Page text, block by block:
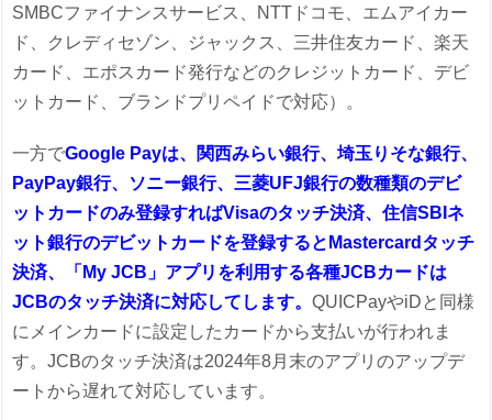
SMBCファイナンスサービス、NTTドコモ、エムアイカー
ド、クレディセゾン、ジャックス、三井住友カード、楽天
カード、エポスカード発行などのクレジットカード、デビ
ットカード、ブランドプリペイドで対応）。
一方でGoogle Payは、関西みらい銀行、埼玉りそな銀行、
PayPay銀行、ソニー銀行、三菱UFJ銀行の数種類のデビ
ットカードのみ登録すればVisaのタッチ決済、住信SBIネ
ット銀行のデビットカードを登録するとMastercardタッチ
決済、「My JCB」アプリを利用する各種JCBカードは
JCBのタッチ決済に対応してします。QUICPayやiDと同様
にメインカードに設定したカードから支払いが行われま
す。JCBのタッチ決済は2024年8月末のアプリのアップデ
ートから遅れて対応しています。